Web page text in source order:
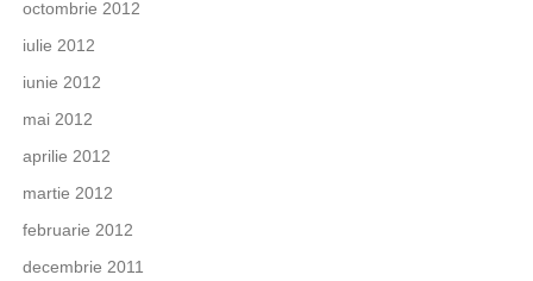
octombrie 2012
iulie 2012
iunie 2012
mai 2012
aprilie 2012
martie 2012
februarie 2012
decembrie 2011